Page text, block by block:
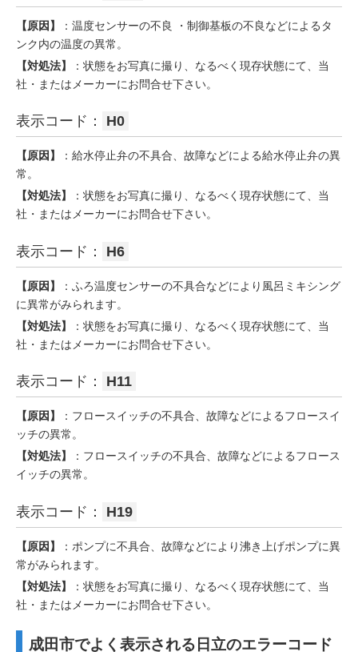
【原因】
：温度センサーの不良 ・制御基板の不良などによるタ
ンク内の温度の異常。
【対処法】
：状態をお写真に撮り、なるべく現存状態にて、当
社・またはメーカーにお問合せ下さい。
表示コード： H0
【原因】
：給水停止弁の不具合、故障などによる給水停止弁の異
常。
【対処法】
：状態をお写真に撮り、なるべく現存状態にて、当
社・またはメーカーにお問合せ下さい。
表示コード： H6
【原因】
：ふろ温度センサーの不具合などにより風呂ミキシング
に異常がみられます。
【対処法】
：状態をお写真に撮り、なるべく現存状態にて、当
社・またはメーカーにお問合せ下さい。
表示コード： H11
【原因】
：フロースイッチの不具合、故障などによるフロースイ
ッチの異常。
【対処法】
：フロースイッチの不具合、故障などによるフロース
イッチの異常。
表示コード： H19
【原因】
：ポンプに不具合、故障などにより沸き上げポンプに異
常がみられます。
【対処法】
：状態をお写真に撮り、なるべく現存状態にて、当
社・またはメーカーにお問合せ下さい。
成田市でよく表示される日立のエラーコード